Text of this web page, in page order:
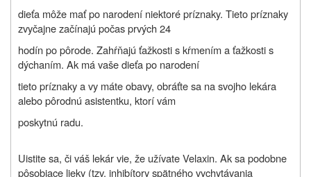
dieťa môže mať po narodení niektoré príznaky. Tieto príznaky
zvyčajne začínajú počas prvých 24
hodín po pôrode. Zahŕňajú ťažkosti s kŕmením a ťažkosti s
dýchaním. Ak má vaše dieťa po narodení
tieto príznaky a vy máte obavy, obráťte sa na svojho lekára
alebo pôrodnú asistentku, ktorí vám
poskytnú radu.
Uistite sa, či váš lekár vie, že užívate Velaxin. Ak sa podobne
pôsobiace lieky (tzv. inhibítory spätného vychytávania